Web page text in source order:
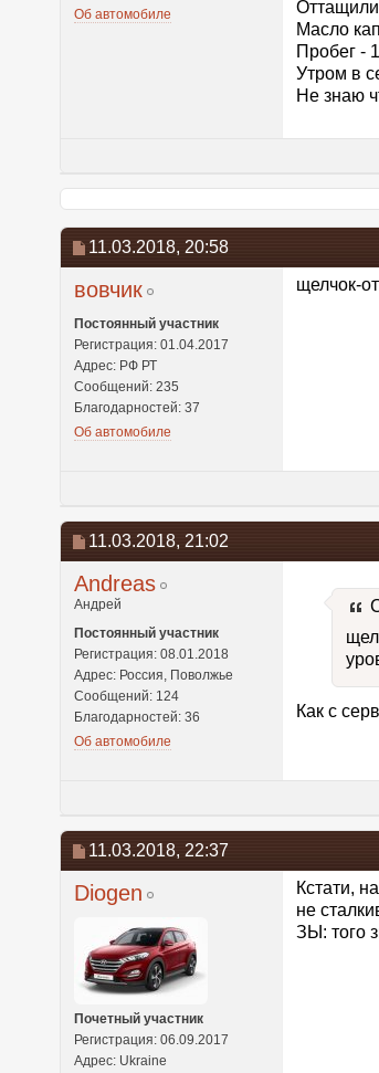
Об автомобиле
Оттащили
Масло
Пробег -
Утром в
Не знаю
11.03.2018, 20:58
вовчик
Постоянный участник
Регистрация: 01.04.2017
Адрес: РФ РТ
Сообщений: 235
Благодарностей: 37
Об автомобиле
щелчок-
11.03.2018, 21:02
Andreas
Андрей
Постоянный участник
Регистрация: 08.01.2018
Адрес: Россия, Поволжье
Сообщений: 124
Благодарностей: 36
Об автомобиле
Как с
11.03.2018, 22:37
Diogen
Почетный участник
Регистрация: 06.09.2017
Адрес: Ukraine
Кстати,
не
ЗЫ: того